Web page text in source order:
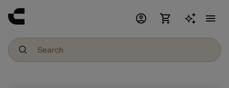
account_circle shopping_cart menu